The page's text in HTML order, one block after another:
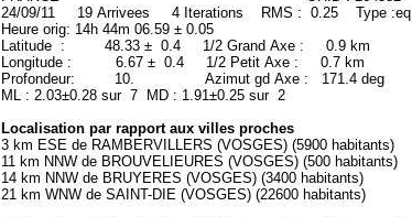
24/09/11 19 Arrivees 4 Iterations RMS : 0.25 Type :eq
Heure orig: 14h 44m 06.59 ± 0.05
Latitude : 48.33 ± 0.4 1/2 Grand Axe : 0.9 km
Longitude : 6.67 ± 0.4 1/2 Petit Axe : 0.7 km
Profondeur: 10. Azimut gd Axe : 171.4 deg
ML : 2.03±0.28 sur 7 MD : 1.91±0.25 sur 2
Localisation par rapport aux villes proches
3 km ESE de RAMBERVILLERS (VOSGES) (5900 habitants)
11 km NNW de BROUVELIEURES (VOSGES) (500 habitants)
14 km NNW de BRUYERES (VOSGES) (3400 habitants)
21 km WNW de SAINT-DIE (VOSGES) (22600 habitants)